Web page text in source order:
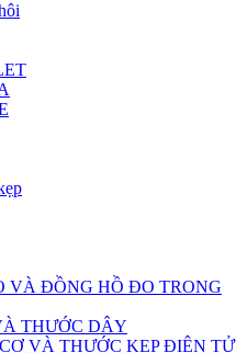
VÀ ĐỒNG HỒ ĐO TRONG
THƯỚC DÂY
VÀ THƯỚC KẸP ĐIỆN TỬ